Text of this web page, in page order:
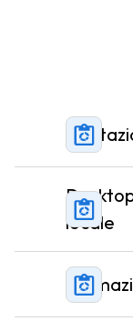
locale